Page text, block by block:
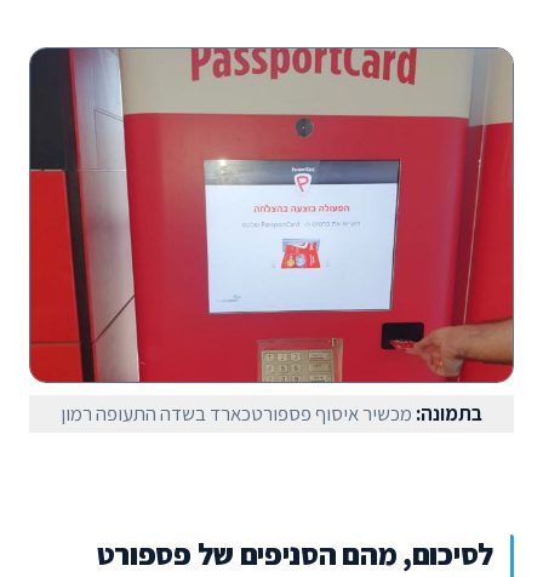
בתמונה: מכשיר איסוף פספורטכארד בשדה התעופה רמון
לסיכום, מהם הסניפים של פספורט